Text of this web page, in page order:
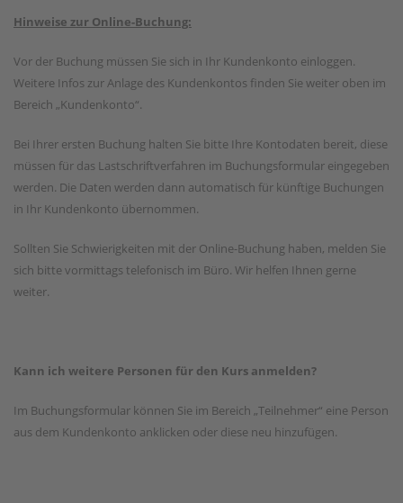
Hinweise zur Online-Buchung:
Vor der Buchung müssen Sie sich in Ihr Kundenkonto einloggen.
Weitere Infos zur Anlage des Kundenkontos finden Sie weiter oben im
Bereich „Kundenkonto“.
Bei Ihrer ersten Buchung halten Sie bitte Ihre Kontodaten bereit, diese
müssen für das Lastschriftverfahren im Buchungsformular eingegeben
werden. Die Daten werden dann automatisch für künftige Buchungen
in Ihr Kundenkonto übernommen.
Sollten Sie Schwierigkeiten mit der Online-Buchung haben, melden Sie
sich bitte vormittags telefonisch im Büro. Wir helfen Ihnen gerne
weiter.
Kann ich weitere Personen für den Kurs anmelden?
Im Buchungsformular können Sie im Bereich „Teilnehmer“ eine Person
aus dem Kundenkonto anklicken oder diese neu hinzufügen.